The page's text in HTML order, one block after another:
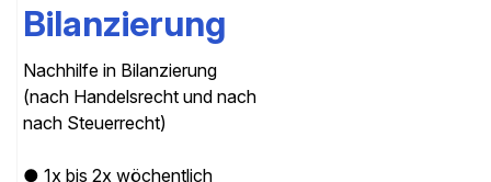
Bilanzierung
Nachhilfe in Bilanzierung
(nach Handelsrecht und nach
nach Steuerrecht)
● 1x bis 2x wöchentlich